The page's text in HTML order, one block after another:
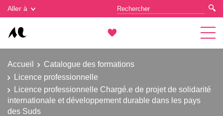
Aller à
Accueil
Catalogue des formations
Licence professionnelle
Licence professionnelle Chargé.e de projet de solidarité
internationale et développement durable dans les pays
des Suds
Gestion des cookies